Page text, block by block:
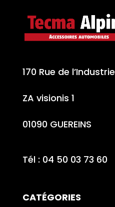
170 Rue de l’Industrie
ZA visionis 1
01090 GUEREINS
Tél : 04 50 03 73 60
CATÉGORIES